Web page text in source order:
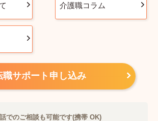
介護職コラム
職サポート申し込み
でのご相談も可能です(携帯 OK)